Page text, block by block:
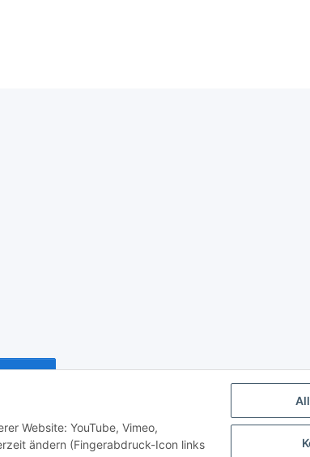
Website: YouTube, Vimeo,
ändern (Fingerabdruck-Icon links